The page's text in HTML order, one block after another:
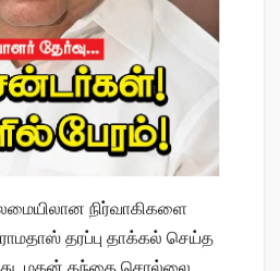
நிர்வாகிகளை
தரப்பு தாக்கல் செய்த
மகன் தந்தை சொல்லை